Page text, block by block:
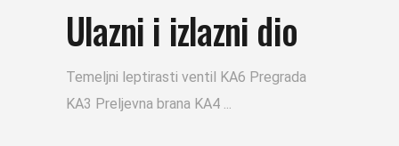
Ulazni i izlazni dio
Temeljni leptirasti ventil KA6 Pregrada
KA3 Preljevna brana KA4